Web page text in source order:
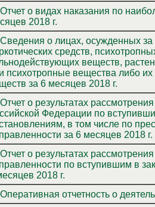
Отчет о видах наказания по наиболее тяжкому
2018 г.
Cведения о лицах, осужденных за преступления,
средств,
веществ, растений (либо их частей), содержащих наркотические
психотропные вещества либо
за 6 месяцев 2018 г.
Отчет о результатах рассмотрения
Федерации по
в том числе по
за 6 месяцев 2018 г.
Отчет о результатах
по вступившим в
2018 г.
Оперативная отчетность о